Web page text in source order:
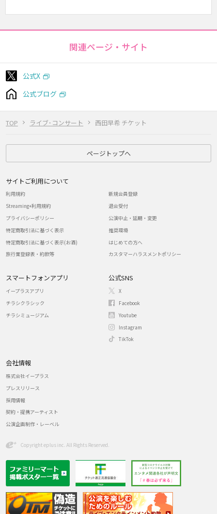
TOP ライブ･コンサート 西田早希 チケット
関連ページ・サイト
公式X
公式ブログ
ページトップへ
サイトご利用について
利用規約
Streaming+利用規約
プライバシーポリシー
特定商取引法に基づく表示
特定商取引法に基づく表示(お酒)
旅行業登録表・約款等
新規会員登録
退会受付
公演中止・延期・変更
推奨環境
はじめての方へ
カスタマーハラスメントポリシー
スマートフォンアプリ
イープラスアプリ
チラシクラシック
チラシミュージアム
公式SNS
X
Facebook
Youtube
Instagram
TikTok
会社情報
株式会社イープラス
プレスリリース
採用情報
契約・提携アーティスト
公演企画制作・レーベル
Copyright eplus inc. All Rights Reserved.